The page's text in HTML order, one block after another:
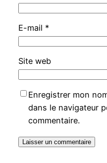
E-mail *
Site web
Enregistrer mon
dans le navigateur
commentaire.